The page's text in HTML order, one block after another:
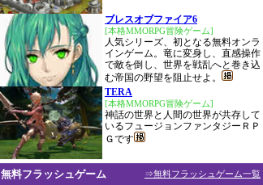
ブレスオブファイア6
[本格MMORPG冒険ゲーム]
人気シリーズ、初となる無料オンラ
インゲーム。竜に変身し、直感操作
で敵を倒し、世界を戦乱へと巻き込
む帝国の野望を阻止せよ。
TERA
[本格MMORPG冒険ゲーム]
神話の世界と人間の世界が共存して
いるフュージョンファンタジーＲＰ
Ｇです
⇒無料フラッシュゲーム一覧
無料フラッシュゲーム